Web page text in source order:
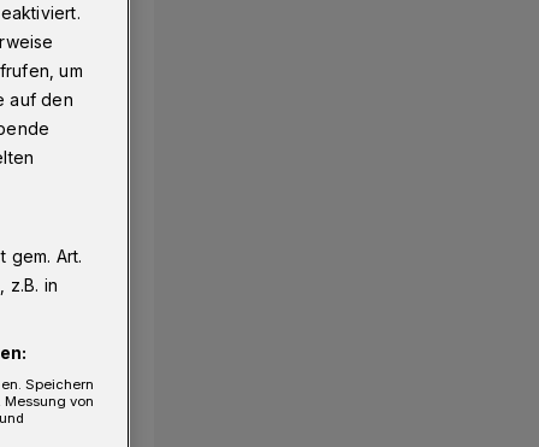
um
auf den
gem. Art.
z.B. in
Speichern
von